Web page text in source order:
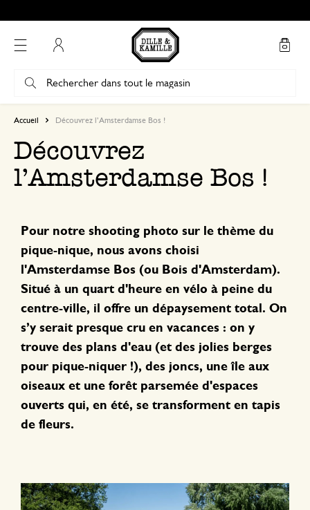
Accueil Découvrez l’Amsterdamse Bos !
Découvrez
l’Amsterdamse Bos !
Pour notre shooting photo sur le thème du
pique-nique, nous avons choisi
l'Amsterdamse Bos (ou Bois d'Amsterdam).
Situé à un quart d'heure en vélo à peine du
centre-ville, il offre un dépaysement total. On
s’y serait presque cru en vacances : on y
trouve des plans d'eau (et des jolies berges
pour pique-niquer !), des joncs, une île aux
oiseaux et une forêt parsemée d'espaces
ouverts qui, en été, se transforment en tapis
de fleurs.